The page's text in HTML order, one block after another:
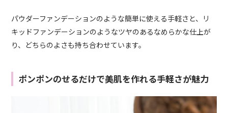
パウダーファンデーションのような簡単に使える手軽さと、リ
キッドファンデーションのようなツヤのあるなめらかな仕上が
り、どちらのよさも持ち合わせています。
ポンポンのせるだけで美肌を作れる手軽さが魅力